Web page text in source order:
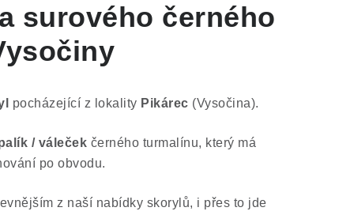
surového černého
pocházející z lokality Pikárec (Vysočina).
/ váleček černého turmalínu, který má
po obvodu.
z naší nabídky skorylů, i přes to jde